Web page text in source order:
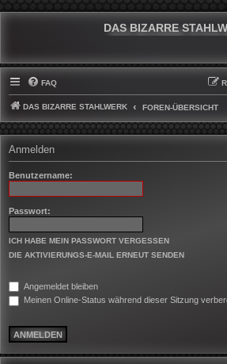
DAS BIZARRE
FAQ
DAS BIZARRE STAHLWERK FOREN-ÜBERSICHT
Anmelden
Benutzername:
Passwort:
ICH HABE MEIN PASSWORT VERGESSEN
DIE AKTIVIERUNGS-E-MAIL ERNEUT SENDEN
Angemeldet bleiben
Meinen Online-Status während dieser Sitzung